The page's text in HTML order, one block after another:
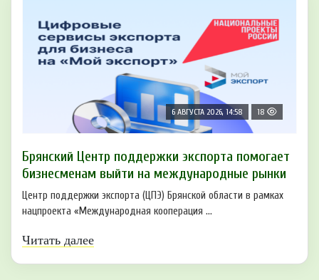
6 АВГУСТА 2026, 14:58 18
Брянский Центр поддержки экспорта помогает
бизнесменам выйти на международные рынки
Центр поддержки экспорта (ЦПЭ) Брянской области в рамках
нацпроекта «Международная кооперация ...
Читать далее